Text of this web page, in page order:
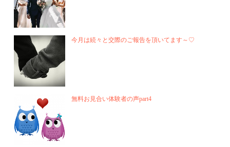
今月は続々と交際のご報告を頂いてます～♡
無料お見合い体験者の声part4